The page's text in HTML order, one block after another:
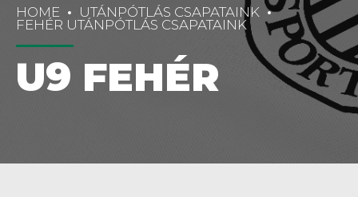
HOME
UTÁNPÓTLÁS CSAPATAINK
FEHÉR UTÁNPÓTLÁS CSAPATAINK
U9 FEHÉR